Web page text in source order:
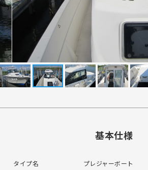
基本仕様
タイプ名 プレジャーボート